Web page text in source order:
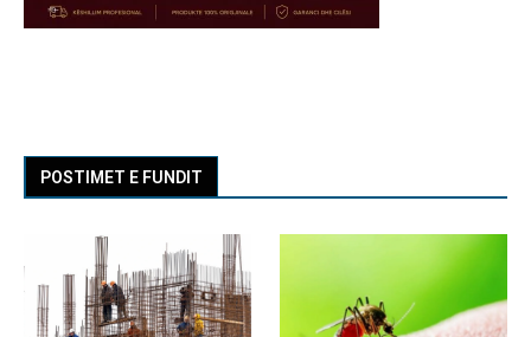
POSTIMET E FUNDIT